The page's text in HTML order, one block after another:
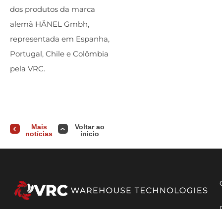
dos produtos da marca
alemã HÄNEL Gmbh,
representada em Espanha,
Portugal, Chile e Colômbia
pela VRC.
Mais
notícias
Voltar ao
ínicio